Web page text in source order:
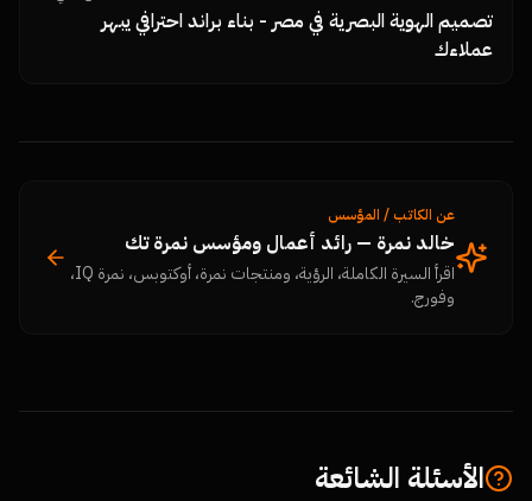
تصميم الهوية البصرية في مصر - بناء براند احترافي يبهر
عملاءك
عن الكاتب / المؤسس
خالد نمرة — رائد أعمال ومؤسس نمرة تك
اقرأ السيرة الكاملة، الرؤية، ومنتجات نمرة، أوكتوبس، نمرة IQ،
وفورج.
الأسئلة الشائعة